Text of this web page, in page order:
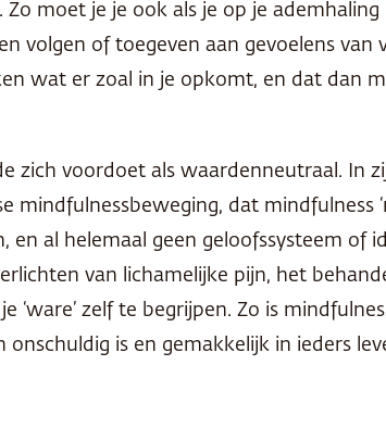
moet je je ook als je op je ademhaling
volgen of toegeven aan gevoelens van
wat er zoal in je opkomt, en dat dan
zich voordoet als waardenneutraal. In
mindfulnessbeweging, dat mindfulness
al helemaal geen geloofssysteem of
van lichamelijke pijn, het
zelf te begrijpen. Zo is
is en gemakkelijk in ieders